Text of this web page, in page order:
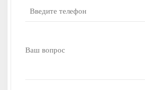
консультация?
проконсультируют по всем